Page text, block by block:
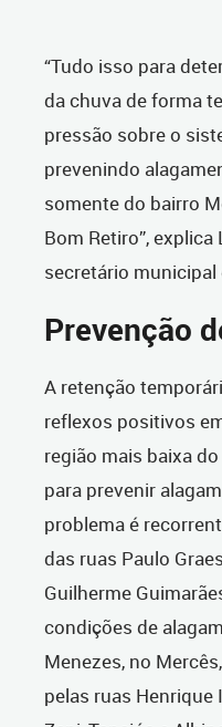
“Tudo isso para
da chuva de forma
pressão sobre o
prevenindo
somente do bairro
Bom Retiro”,
secretário municipal
Prevenção
A retenção
reflexos positivos
região mais baixa
para prevenir
problema é
das ruas Paulo
Guilherme
condições de
Menezes, no
pelas ruas Henrique